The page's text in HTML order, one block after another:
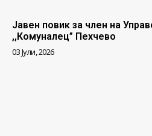
Јавен повик за член на
,,Комуналец” Пехчево
03 Јули, 2026